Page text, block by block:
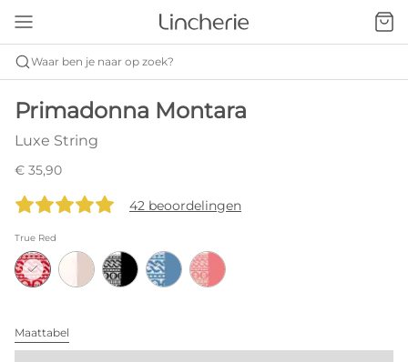
Waar ben je naar op zoek?
Primadonna Montara
Luxe String
€ 35,90
42 beoordelingen
True Red
Maattabel